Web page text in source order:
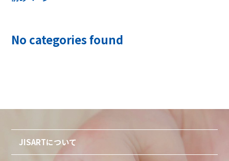
No categories found
JISARTについて